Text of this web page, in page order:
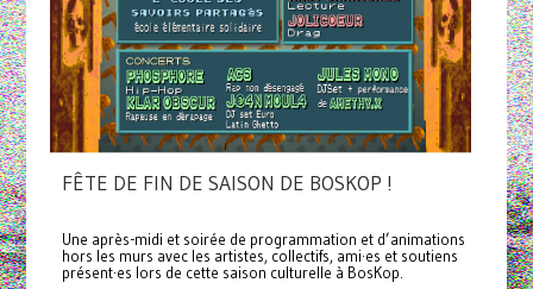
FÊTE DE FIN DE SAISON DE BOSKOP !
Une après-midi et soirée de programmation et d’animations
hors les murs avec les artistes, collectifs, ami·es et soutiens
présent·es lors de cette saison culturelle à BosKop.